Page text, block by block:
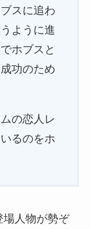
スに追わ
ように進
ホブスと
功のため
の恋人レ
るのをホ
場人物が勢ぞ